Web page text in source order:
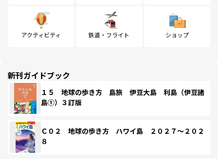
アクティビティ 鉄道・フライト ショップ
新刊ガイドブック
１５ 地球の歩き方 島旅 伊豆大島 利島（伊豆諸
島①）３訂版
Ｃ０２ 地球の歩き方 ハワイ島 ２０２７～２０２
８